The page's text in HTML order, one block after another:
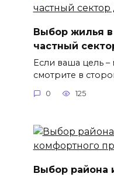
Выбор жилья
частный
Если ваша цель
смотрите в
0 125
Выбор района